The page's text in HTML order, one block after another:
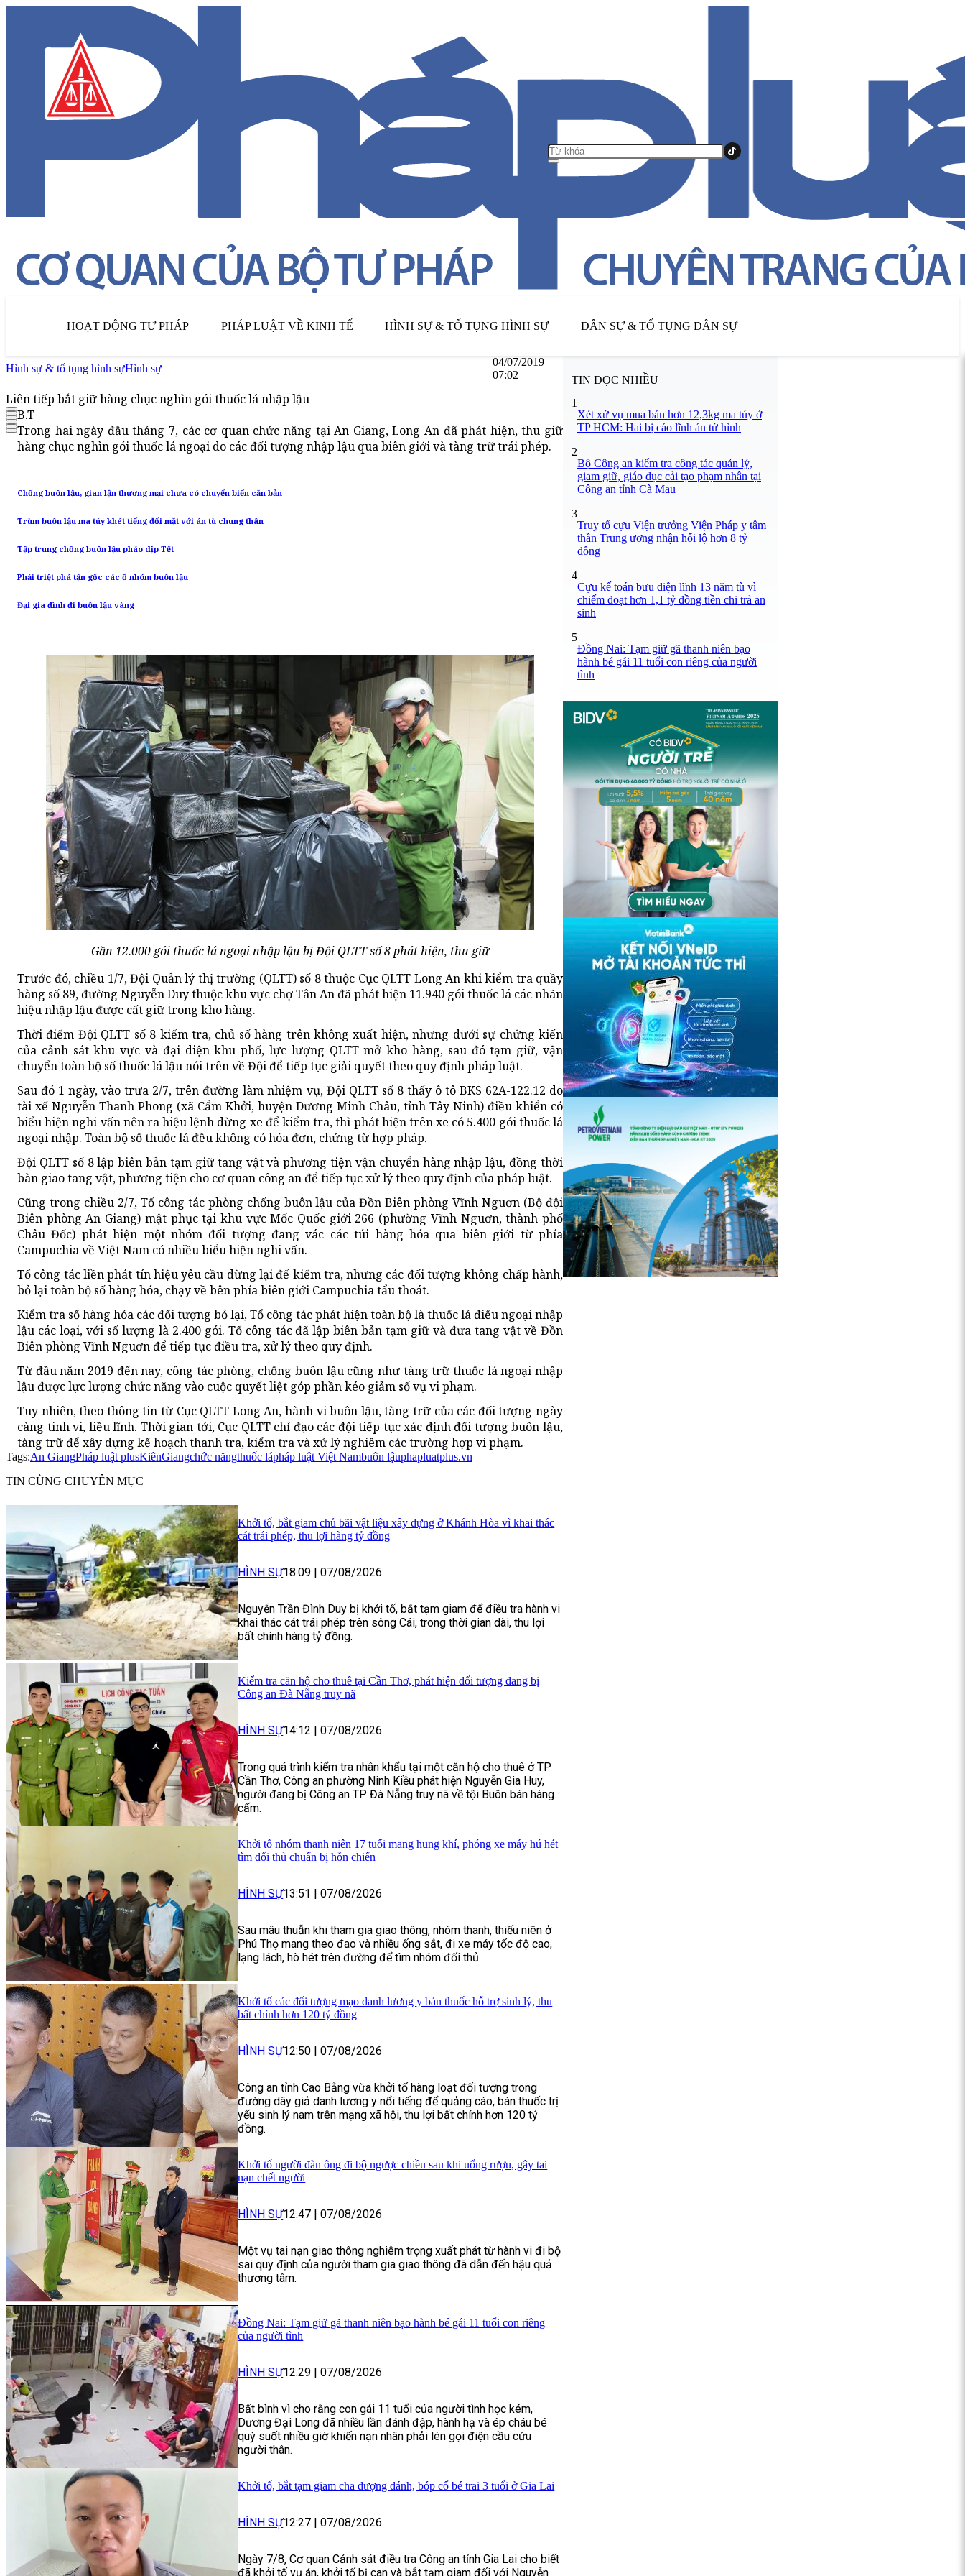
HOẠT ĐỘNG TƯ PHÁP PHÁP LUẬT VỀ KINH TẾ HÌNH SỰ & TỐ TỤNG HÌNH SỰ DÂN SỰ & TỐ TỤNG DÂN SỰ
Hình sự & tố tụng hình sựHình sự
04/07/2019
07:02
Liên tiếp bắt giữ hàng chục nghìn gói thuốc lá nhập lậu
B.T
Trong hai ngày đầu tháng 7, các cơ quan chức năng tại An Giang, Long An đã phát hiện, thu giữ
hàng chục nghìn gói thuốc lá ngoại do các đối tượng nhập lậu qua biên giới và tàng trữ trái phép.
Chống buôn lậu, gian lận thương mại chưa có chuyển biến căn bản
Trùm buôn lậu ma túy khét tiếng đối mặt với án tù chung thân
Tập trung chống buôn lậu pháo dịp Tết
Phải triệt phá tận gốc các ổ nhóm buôn lậu
Đại gia đình đi buôn lậu vàng
Gần 12.000 gói thuốc lá ngoại nhập lậu bị Đội QLTT số 8 phát hiện, thu giữ
Trước đó, chiều 1/7, Đội Quản lý thị trường (QLTT) số 8 thuộc Cục QLTT Long An khi kiểm tra quầy
hàng số 89, đường Nguyễn Duy thuộc khu vực chợ Tân An đã phát hiện 11.940 gói thuốc lá các nhãn
hiệu nhập lậu được cất giữ trong kho hàng.
Thời điểm Đội QLTT số 8 kiểm tra, chủ số hàng trên không xuất hiện, nhưng dưới sự chứng kiến
của cảnh sát khu vực và đại diện khu phố, lực lượng QLTT mở kho hàng, sau đó tạm giữ, vận
chuyển toàn bộ số thuốc lá lậu nói trên về Đội để tiếp tục giải quyết theo quy định pháp luật.
Sau đó 1 ngày, vào trưa 2/7, trên đường làm nhiệm vụ, Đội QLTT số 8 thấy ô tô BKS 62A-122.12 do
tài xế Nguyễn Thanh Phong (xã Cẩm Khởi, huyện Dương Minh Châu, tỉnh Tây Ninh) điều khiển có
biểu hiện nghi vấn nên ra hiệu lệnh dừng xe để kiểm tra, thì phát hiện trên xe có 5.400 gói thuốc lá
ngoại nhập. Toàn bộ số thuốc lá đều không có hóa đơn, chứng từ hợp pháp.
Đội QLTT số 8 lập biên bản tạm giữ tang vật và phương tiện vận chuyển hàng nhập lậu, đồng thời
bàn giao tang vật, phương tiện cho cơ quan công an để tiếp tục xử lý theo quy định của pháp luật.
Cũng trong chiều 2/7, Tổ công tác phòng chống buôn lậu của Đồn Biên phòng Vĩnh Nguơn (Bộ đội
Biên phòng An Giang) mật phục tại khu vực Mốc Quốc giới 266 (phường Vĩnh Nguơn, thành phố
Châu Đốc) phát hiện một nhóm đối tượng đang vác các túi hàng hóa qua biên giới từ phía
Campuchia về Việt Nam có nhiều biểu hiện nghi vấn.
Tổ công tác liền phát tín hiệu yêu cầu dừng lại để kiểm tra, nhưng các đối tượng không chấp hành,
bỏ lại toàn bộ số hàng hóa, chạy về bên phía biên giới Campuchia tẩu thoát.
Kiểm tra số hàng hóa các đối tượng bỏ lại, Tổ công tác phát hiện toàn bộ là thuốc lá điếu ngoại nhập
lậu các loại, với số lượng là 2.400 gói. Tổ công tác đã lập biên bản tạm giữ và đưa tang vật về Đồn
Biên phòng Vĩnh Nguơn để tiếp tục điều tra, xử lý theo quy định.
Từ đầu năm 2019 đến nay, công tác phòng, chống buôn lậu cũng như tàng trữ thuốc lá ngoại nhập
lậu được lực lượng chức năng vào cuộc quyết liệt góp phần kéo giảm số vụ vi phạm.
Tuy nhiên, theo thông tin từ Cục QLTT Long An, hành vi buôn lậu, tàng trữ của các đối tượng ngày
càng tinh vi, liều lĩnh. Thời gian tới, Cục QLTT chỉ đạo các đội tiếp tục xác định đối tượng buôn lậu,
tàng trữ để xây dựng kế hoạch thanh tra, kiểm tra và xử lý nghiêm các trường hợp vi phạm.
Tags:An GiangPháp luật plusKiênGiangchức năngthuốc lápháp luật Việt Nambuôn lậuphapluatplus.vn
TIN CÙNG CHUYÊN MỤC
Khởi tố, bắt giam chủ bãi vật liệu xây dựng ở Khánh Hòa vì khai thác
cát trái phép, thu lợi hàng tỷ đồng
HÌNH SỰ18:09 07/08/2026
Nguyễn Trần Đình Duy bị khởi tố, bắt tạm giam để điều tra hành vi
khai thác cát trái phép trên sông Cái, trong thời gian dài, thu lợi
bất chính hàng tỷ đồng.
Kiểm tra căn hộ cho thuê tại Cần Thơ, phát hiện đối tượng đang bị
Công an Đà Nẵng truy nã
HÌNH SỰ14:12 | 07/08/2026
Trong quá trình kiểm tra nhân khẩu tại một căn hộ cho thuê ở TP
Cần Thơ, Công an phường Ninh Kiều phát hiện Nguyễn Gia Huy,
người đang bị Công an TP Đà Nẵng truy nã về tội Buôn bán hàng
cấm.
Khởi tố nhóm thanh niên 17 tuổi mang hung khí, phóng xe máy hú hét
tìm đối thủ chuẩn bị hỗn chiến
HÌNH SỰ13:51 | 07/08/2026
Sau mâu thuẫn khi tham gia giao thông, nhóm thanh, thiếu niên ở
Phú Thọ mang theo đao và nhiều ống sắt, đi xe máy tốc độ cao,
lạng lách, hò hét trên đường để tìm nhóm đối thủ.
Khởi tố các đối tượng mạo danh lương y bán thuốc hỗ trợ sinh lý, thu
bất chính hơn 120 tỷ đồng
HÌNH SỰ12:50 07/08/2026
Công an tỉnh Cao Bằng vừa khởi tố hàng loạt đối tượng trong
đường dây giả danh lương y nổi tiếng để quảng cáo, bán thuốc trị
yếu sinh lý nam trên mạng xã hội, thu lợi bất chính hơn 120 tỷ
đồng.
Khởi tố người đàn ông đi bộ ngược chiều sau khi uống rượu, gây tai
nạn chết người
HÌNH SỰ12:47 07/08/2026
Một vụ tai nạn giao thông nghiêm trọng xuất phát từ hành vi đi bộ
sai quy định của người tham gia giao thông đã dẫn đến hậu quả
thương tâm.
Đồng Nai: Tạm giữ gã thanh niên bạo hành bé gái 11 tuổi con riêng
của người tình
HÌNH SỰ12:29 | 07/08/2026
Bất bình vì cho rằng con gái 11 tuổi của người tình học kém,
Dương Đại Long đã nhiều lần đánh đập, hành hạ và ép cháu bé
quỳ suốt nhiều giờ khiến nạn nhân phải lén gọi điện cầu cứu
người thân.
Khởi tố, bắt tạm giam cha dượng đánh, bóp cổ bé trai 3 tuổi ở Gia Lai
HÌNH SỰ12:27 | 07/08/2026
Ngày 7/8, Cơ quan Cảnh sát điều tra Công an tỉnh Gia Lai cho biết
đã khởi tố vụ án, khởi tố bị can và bắt tạm giam đối với Nguyễn
TIN ĐỌC NHIỀU
1
Xét xử vụ mua bán hơn 12,3kg ma túy ở
TP HCM: Hai bị cáo lĩnh án tử hình
2
Bộ Công an kiểm tra công tác quản lý,
giam giữ, giáo dục cải tạo phạm nhân tại
Công an tỉnh Cà Mau
3
Truy tố cựu Viện trưởng Viện Pháp y tâm
thần Trung ương nhận hối lộ hơn 8 tỷ
đồng
4
Cựu kế toán bưu điện lĩnh 13 năm tù vì
chiếm đoạt hơn 1,1 tỷ đồng tiền chi trả an
sinh
5
Đồng Nai: Tạm giữ gã thanh niên bạo
hành bé gái 11 tuổi con riêng của người
tình